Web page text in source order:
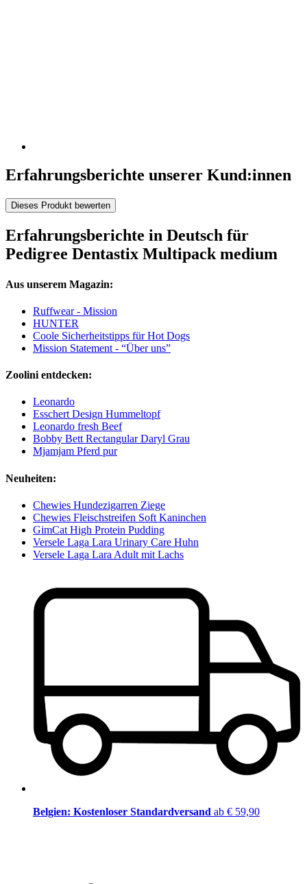
Erfahrungsberichte unserer Kund:innen
Dieses Produkt bewerten
Erfahrungsberichte in Deutsch für
Pedigree Dentastix Multipack medium
Aus unserem Magazin:
Ruffwear - Mission
HUNTER
Coole Sicherheitstipps für Hot Dogs
Mission Statement - “Über uns”
Zoolini entdecken:
Leonardo
Esschert Design Hummeltopf
Leonardo fresh Beef
Bobby Bett Rectangular Daryl Grau
Mjamjam Pferd pur
Neuheiten:
Chewies Hundezigarren Ziege
Chewies Fleischstreifen Soft Kaninchen
GimCat High Protein Pudding
Versele Laga Lara Urinary Care Huhn
Versele Laga Lara Adult mit Lachs
Belgien: Kostenloser Standardversand ab € 59,90